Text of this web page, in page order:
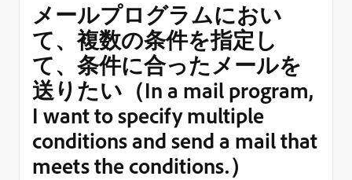
メールプログラムにおい
て、複数の条件を指定し
て、条件に合ったメールを
送りたい（In a mail program,
I want to specify multiple
conditions and send a mail that
meets the conditions.）